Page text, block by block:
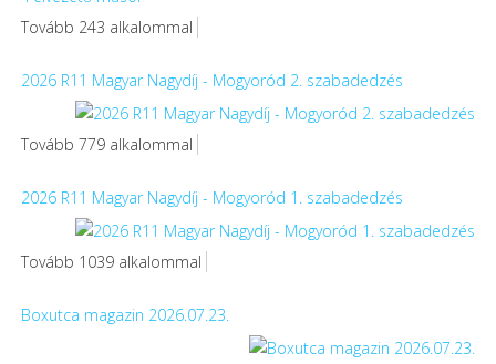
Tovább 243 alkalommal
2026 R11 Magyar Nagydíj - Mogyoród 2. szabadedzés
Tovább 779 alkalommal
2026 R11 Magyar Nagydíj - Mogyoród 1. szabadedzés
Tovább 1039 alkalommal
Boxutca magazin 2026.07.23.